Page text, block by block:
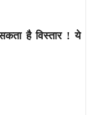
है विस्तार ! ये